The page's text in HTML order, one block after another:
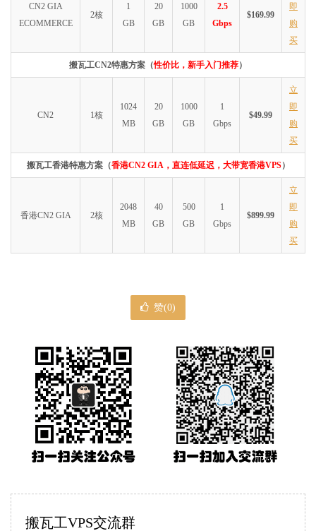
CN2 GIA
ECOMMERCE
2核
1
GB
20
GB
1000
GB
2.5
Gbps
$169.99
即
购
买
搬瓦工CN2特惠方案（性价比，新手入门推荐）
CN2 1核
1024
MB
20
GB
1000
GB
1
Gbps
$49.99
立
即
购
买
搬瓦工香港特惠方案（香港CN2 GIA，直连低延迟，大带宽香港VPS）
香港CN2 GIA 2核
2048
MB
40
GB
500
GB
1
Gbps
$899.99
立
即
购
买
赞(0)
搬瓦工VPS交流群